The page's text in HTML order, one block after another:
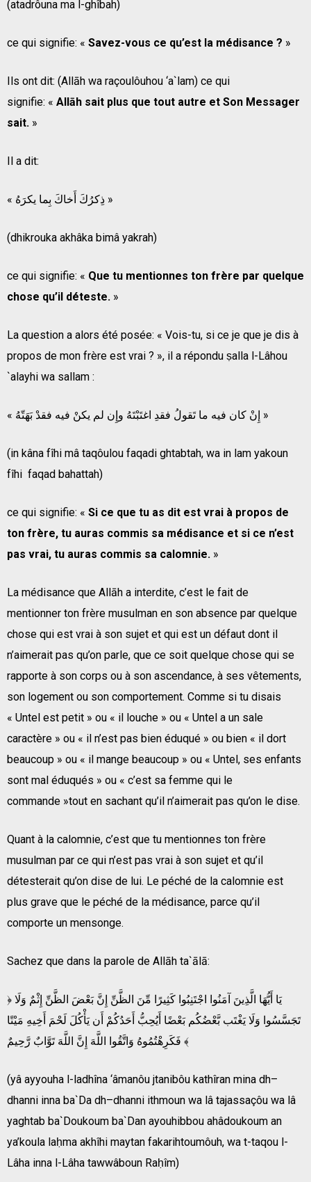
(atadrôuna ma l-ghîbah)
ce qui signifie: « Savez-vous ce qu’est la médisance ? »
Ils ont dit: (Allāh wa raçoulôuhou ‘a`lam) ce qui
signifie: « Allāh sait plus que tout autre et Son Messager
sait. »
Il a dit:
« ذِكرُكَ أَخاكَ بِما يكرَهُ »
(dhikrouka akhâka bimâ yakrah)
ce qui signifie: « Que tu mentionnes ton frère par quelque
chose qu’il déteste. »
La question a alors été posée: « Vois-tu, si ce je que je dis à
propos de mon frère est vrai ? », il a répondu ṣalla l-Lâhou
`alayhi wa sallam :
« إِنْ كان فيه ما تَقولُ فقدِ اغتَبْتَهُ وإِن لم يكنْ فيه فقدْ بَهَتّهُ »
(in kâna fîhi mâ taqôulou faqadi ghtabtah, wa in lam yakoun
fîhi faqad bahattah)
ce qui signifie: « Si ce que tu as dit est vrai à propos de
ton frère, tu auras commis sa médisance et si ce n’est
pas vrai, tu auras commis sa calomnie. »
La médisance que Allāh a interdite, c’est le fait de
mentionner ton frère musulman en son absence par quelque
chose qui est vrai à son sujet et qui est un défaut dont il
n’aimerait pas qu’on parle, que ce soit quelque chose qui se
rapporte à son corps ou à son ascendance, à ses vêtements,
son logement ou son comportement. Comme si tu disais
« Untel est petit » ou « il louche » ou « Untel a un sale
caractère » ou « il n’est pas bien éduqué » ou bien « il dort
beaucoup » ou « il mange beaucoup » ou « Untel, ses enfants
sont mal éduqués » ou « c’est sa femme qui le
commande »tout en sachant qu’il n’aimerait pas qu’on le dise.
Quant à la calomnie, c’est que tu mentionnes ton frère
musulman par ce qui n’est pas vrai à son sujet et qu’il
détesterait qu’on dise de lui. Le péché de la calomnie est
plus grave que le péché de la médisance, parce qu’il
comporte un mensonge.
Sachez que dans la parole de Allāh ta`ālā:
﴿ يَا أَيُّهَا الَّذِينَ آمَنُوا اجْتَنِبُوا كَثِيرًا مِّنَ الظَّنِّ إِنَّ بَعْضَ الظَّنِّ إِثْمٌ وَلَا
تَجَسَّسُوا وَلَا يَغْتَب بَّعْضُكُم بَعْضًا أَيُحِبُّ أَحَدُكُمْ أَن يَأْكُلَ لَحْمَ أَخِيهِ مَيْتًا
فَكَرِهْتُمُوهُ وَاتَّقُوا اللَّهَ إِنَّ اللَّهَ تَوَّابٌ رَّحِيمٌ ﴾
(yâ ayyouha l-ladhîna ‘âmanôu jtanibôu kathîran mina dh–
dhanni inna ba`Da dh–dhanni ithmoun wa lâ tajassaçôu wa lâ
yaghtab ba`Doukoum ba`Dan ayouhibbou ahâdoukoum an
ya’koula laḥma akhîhi maytan fakarihtoumôuh, wa t-taqou l-
Lâha inna l-Lâha tawwâboun Raḥîm)